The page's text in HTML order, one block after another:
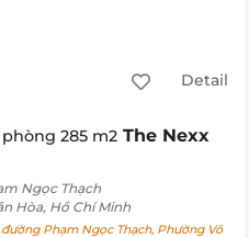
Detail
285 m2 The Nexx
Ngọc Thạch
Hòa, Hồ Chí Minh
Phạm Ngọc Thạch, Phường Võ